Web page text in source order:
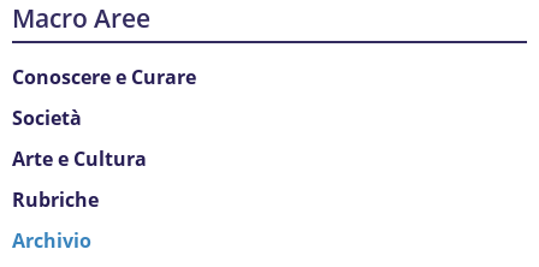
Macro Aree
Conoscere e Curare
Società
Arte e Cultura
Rubriche
Archivio